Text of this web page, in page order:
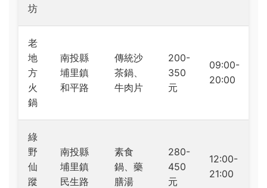
坊
老
地
方
火
鍋
南投縣
埔里鎮
和平路
傳統沙
茶鍋、
牛肉片
200-
350
元
09:00-
20:00
綠
野
仙
蹤
南投縣
埔里鎮
民生路
素食
鍋、藥
膳湯
280-
450
元
12:00-
21:00